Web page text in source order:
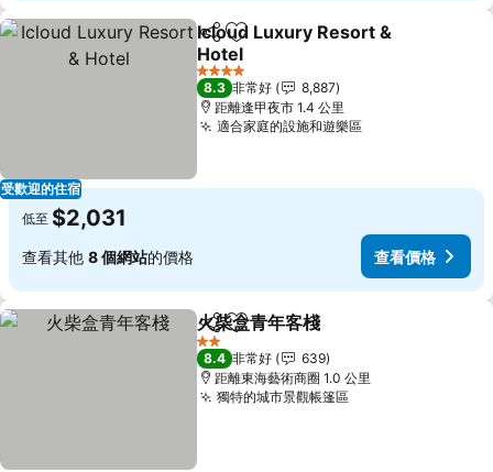
受歡迎的住宿
分享 加入我的最愛
Icloud Luxury Resort &
Hotel
查看價格
4 星級
8.3 非常好
8,887
距離逢甲夜市 1.4 公里
適合家庭的設施和遊樂區查看價格
低至 $2,031
查看其他 8 個網站的價格 查看價格
分享 加入我的最愛
火柴盒青年客棧
2 星級
8.4 非常好
639
距離東海藝術商圈 1.0 公里
獨特的城市景觀帳篷區查看價格